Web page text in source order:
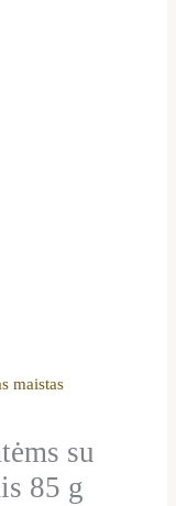
maistas
su
85 g